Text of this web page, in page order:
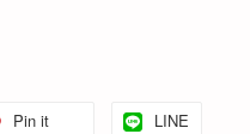
Pin it LINE